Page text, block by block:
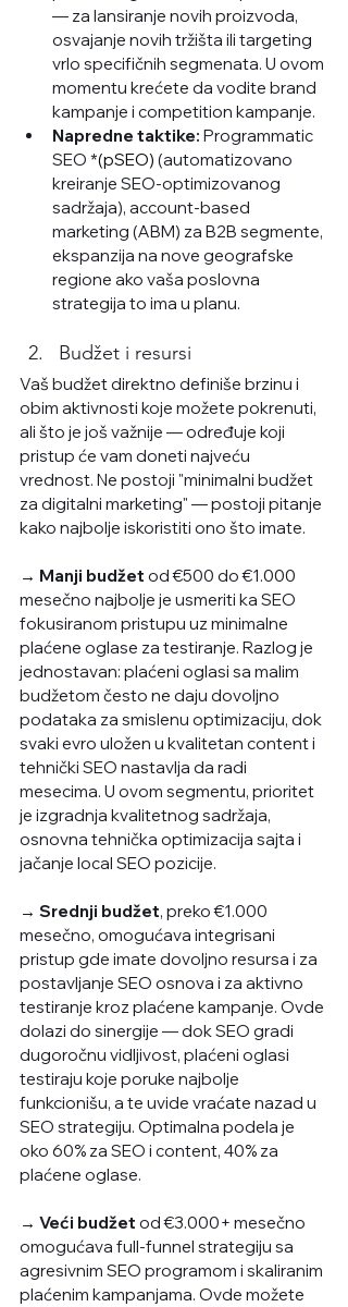
— za lansiranje novih proizvoda,
osvajanje novih tržišta ili targeting
vrlo specifičnih segmenata. U ovom
momentu krećete da vodite brand
kampanje i competition kampanje.
Napredne taktike: Programmatic
SEO *(pSEO) (automatizovano
kreiranje SEO-optimizovanog
sadržaja), account-based
marketing (ABM) za B2B segmente,
ekspanzija na nove geografske
regione ako vaša poslovna
strategija to ima u planu.
Budžet i resursi
Vaš budžet direktno definiše brzinu i
obim aktivnosti koje možete pokrenuti,
ali što je još važnije — određuje koji
pristup će vam doneti najveću
vrednost. Ne postoji "minimalni budžet
za digitalni marketing" — postoji pitanje
kako najbolje iskoristiti ono što imate.
→ Manji budžet od €500 do €1.000
mesečno najbolje je usmeriti ka SEO
fokusiranom pristupu uz minimalne
plaćene oglase za testiranje. Razlog je
jednostavan: plaćeni oglasi sa malim
budžetom često ne daju dovoljno
podataka za smislenu optimizaciju, dok
svaki evro uložen u kvalitetan content i
tehnički SEO nastavlja da radi
mesecima. U ovom segmentu, prioritet
je izgradnja kvalitetnog sadržaja,
osnovna tehnička optimizacija sajta i
jačanje local SEO pozicije.
→ Srednji budžet, preko €1.000
mesečno, omogućava integrisani
pristup gde imate dovoljno resursa i za
postavljanje SEO osnova i za aktivno
testiranje kroz plaćene kampanje. Ovde
dolazi do sinergije — dok SEO gradi
dugoročnu vidljivost, plaćeni oglasi
testiraju koje poruke najbolje
funkcionišu, a te uvide vraćate nazad u
SEO strategiju. Optimalna podela je
oko 60% za SEO i content, 40% za
plaćene oglase.
→ Veći budžet od €3.000+ mesečno
omogućava full-funnel strategiju sa
agresivnim SEO programom i skaliranim
plaćenim kampanjama. Ovde možete